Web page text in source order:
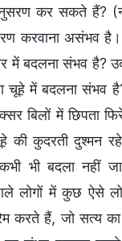
कर सकते हैं?
करवाना असंभव है।
में बदलना संभव है?
चूहे में बदलना संभव
बिलों में छिपता
की कुदरती दुश्मन
भी बदला नहीं
वाले लोगों में कुछ ऐसे
करते हैं, जो सत्य